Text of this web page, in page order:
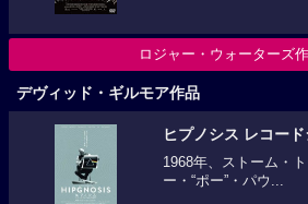
ロジャー・ウォーターズ
デヴィッド・ギルモア作品
ヒプノシス レコー
1968年、ストーム・
ー・“ポー”・パウ...